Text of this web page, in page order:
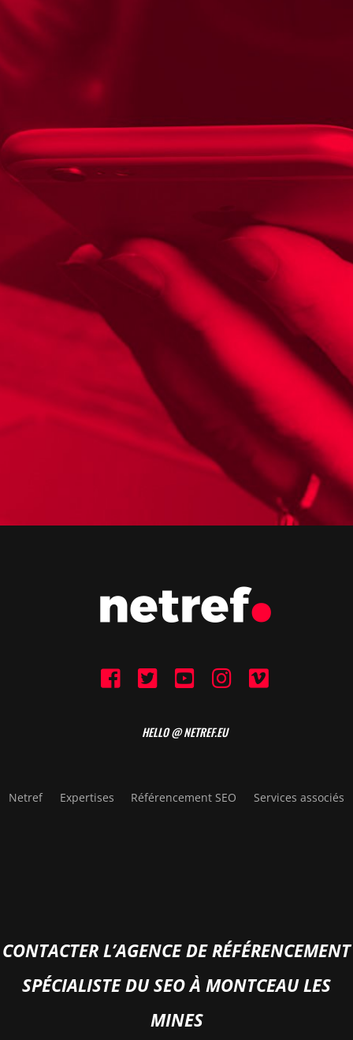
HELLO @ NETREF.EU
Netref Expertises Référencement SEO Services associés
CONTACTER L’AGENCE DE RÉFÉRENCEMENT
SPÉCIALISTE DU SEO À MONTCEAU LES
MINES